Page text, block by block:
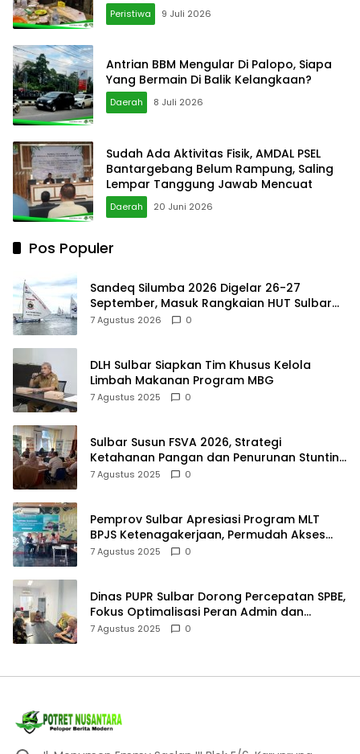
Peristiwa 9 Juli 2026
Antrian BBM Mengular Di Palopo, Siapa
Yang Bermain Di Balik Kelangkaan?
Daerah 8 Juli 2026
Sudah Ada Aktivitas Fisik, AMDAL PSEL
Bantargebang Belum Rampung, Saling
Lempar Tanggung Jawab Mencuat
Daerah 20 Juni 2026
Pos Populer
Sandeq Silumba 2026 Digelar 26-27
September, Masuk Rangkaian HUT Sulbar
dan Targetkan Pertahankan Status KEN
7 Agustus 2026 0
DLH Sulbar Siapkan Tim Khusus Kelola
Limbah Makanan Program MBG
7 Agustus 2025 0
Sulbar Susun FSVA 2026, Strategi
Ketahanan Pangan dan Penurunan Stunting
Diperkuat
7 Agustus 2025 0
Pemprov Sulbar Apresiasi Program MLT
BPJS Ketenagakerjaan, Permudah Akses
Rumah Layak Huni bagi Pekerja
7 Agustus 2025 0
Dinas PUPR Sulbar Dorong Percepatan SPBE,
Fokus Optimalisasi Peran Admin dan
Integrasi Layanan Digital
7 Agustus 2025 0